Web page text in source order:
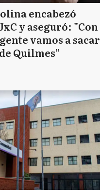
encabezó
y aseguró: "Con
vamos a sacar
Quilmes”